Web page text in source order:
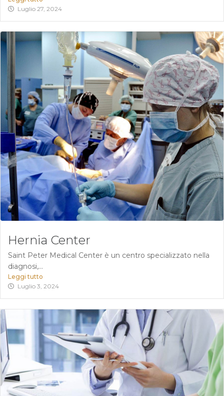
Luglio 27, 2024
Hernia Center
Saint Peter Medical Center è un centro specializzato nella
diagnosi,...
Leggi tutto
Luglio 3, 2024